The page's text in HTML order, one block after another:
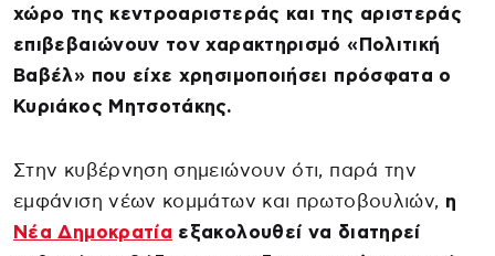
χώρο της κεντροαριστεράς και της αριστεράς
επιβεβαιώνουν τον χαρακτηρισμό «Πολιτική
Βαβέλ» που είχε χρησιμοποιήσει πρόσφατα ο
Κυριάκος Μητσοτάκης.
Στην κυβέρνηση σημειώνουν ότι, παρά την
εμφάνιση νέων κομμάτων και πρωτοβουλιών, η
Νέα Δημοκρατία εξακολουθεί να διατηρεί